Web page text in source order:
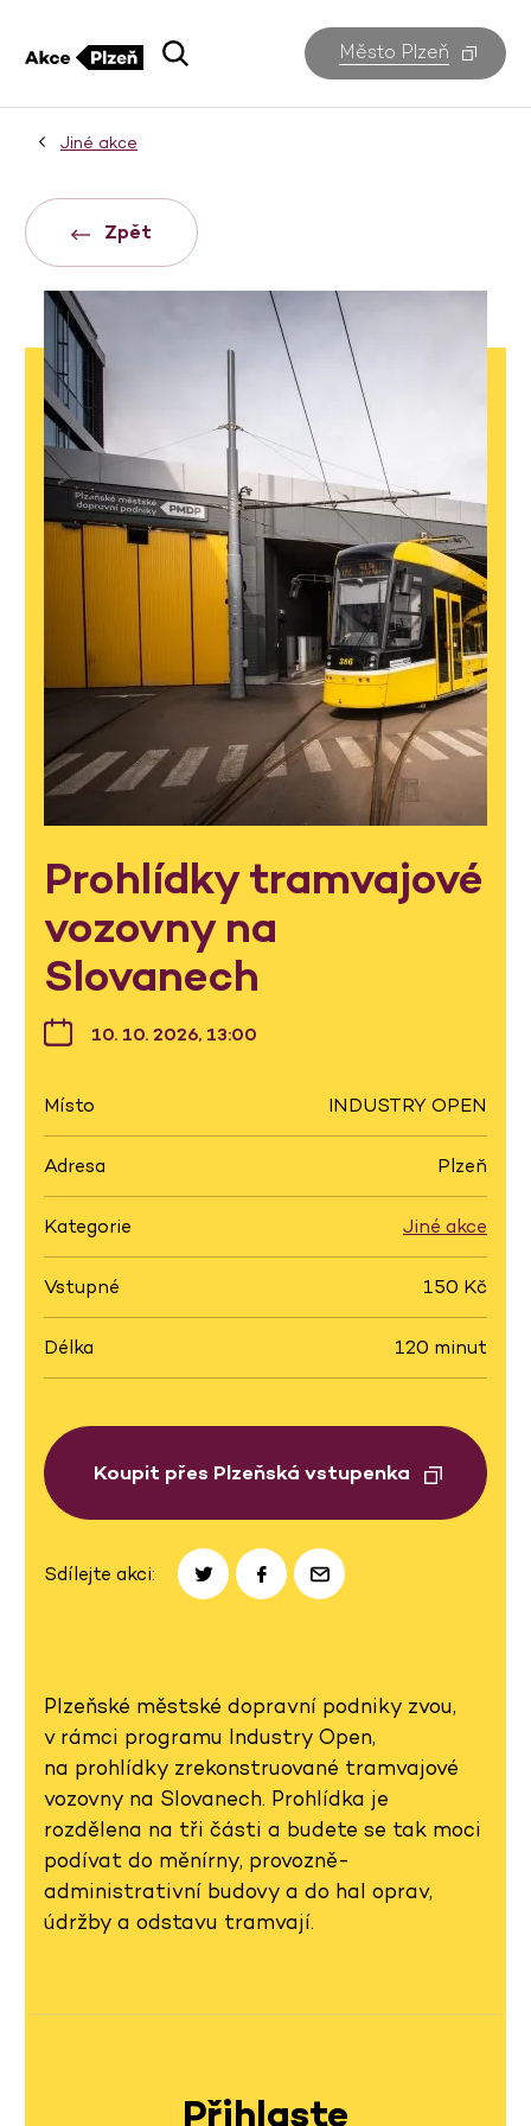
Město Plzeň
Jiné akce
Zpět
Prohlídky tramvajové
vozovny na
Slovanech
10. 10. 2026, 13:00
Místo INDUSTRY OPEN
Adresa Plzeň
Kategorie Jiné akce
Vstupné 150 Kč
Délka 120 minut
Koupit přes Plzeňská vstupenka
Sdílejte akci:
Plzeňské městské dopravní podniky zvou,
v rámci programu Industry Open,
na prohlídky zrekonstruované tramvajové
vozovny na Slovanech. Prohlídka je
rozdělena na tři části a budete se tak moci
podívat do měnírny, provozně-
administrativní budovy a do hal oprav,
údržby a odstavu tramvají.
Přihlaste